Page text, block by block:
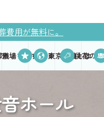
用が無料に。
儀場を探す口コミ東京葬儀とは
供花の
ホール